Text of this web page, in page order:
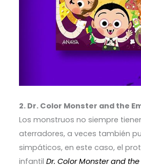
2. Dr. Color Monster and the
Los monstruos no siempre
aterradores, a veces también
simpáticos, en este caso, el
infantil Dr. Color Monster and